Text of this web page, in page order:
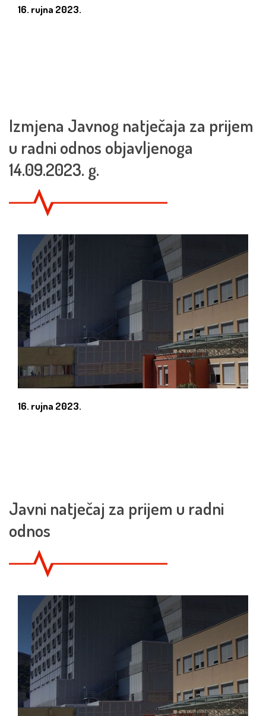
16. rujna 2023.
Izmjena Javnog natječaja za prijem
u radni odnos objavljenoga
14.09.2023. g.
16. rujna 2023.
Javni natječaj za prijem u radni
odnos